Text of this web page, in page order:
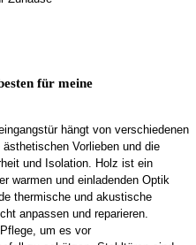
für meine
hängt von verschiedenen
Vorlieben und die
und Isolation. Holz ist ein
warmen und einladenden Optik
thermische und akustische
anpassen und reparieren.
um es vor